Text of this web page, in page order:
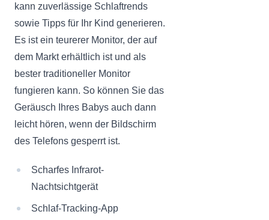
kann zuverlässige Schlaftrends
sowie Tipps für Ihr Kind generieren.
Es ist ein teurerer Monitor, der auf
dem Markt erhältlich ist und als
bester traditioneller Monitor
fungieren kann. So können Sie das
Geräusch Ihres Babys auch dann
leicht hören, wenn der Bildschirm
des Telefons gesperrt ist.
Scharfes Infrarot-
Nachtsichtgerät
Schlaf-Tracking-App